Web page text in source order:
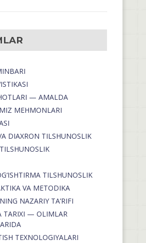
— AMALDA
MEHMONLARI
DIAXRON TILSHUNOSLIK
TILSHUNOSLIK
VA METODIKA
NAZARIY TA’RIFI
TARIXI — OLIMLAR
TEXNOLOGIYALARI